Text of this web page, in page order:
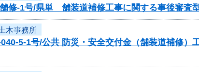
舗修-1号/県単 舗装道補修工事に関する事後審査
木事務所
040-5-1号/公共 防災・安全交付金（舗装道補修）